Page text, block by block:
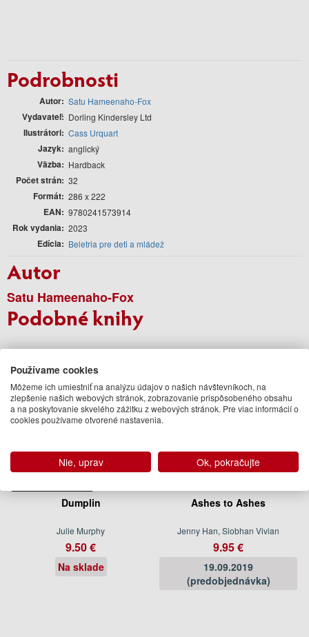
Podrobnosti
Autor Satu Hameenaho-Fox
Vydavateľ Dorling Kindersley Ltd
Ilustrátori Cass Urquart
Jazyk anglický
Väzba Hardback
Počet strán 32
Formát 286 x 222
EAN 9780241573914
Rok vydania 2023
Edícia Beletria pre deti a mládež
Autor
Satu Hameenaho-Fox
Podobné knihy
Dumplin
Julie Murphy
9.50 €
Na sklade
Ashes to Ashes
Jenny Han, Siobhan Vivian
9.95 €
19.09.2019
(predobjednávka)
Používame cookies
Môžeme ich umiestniť na analýzu údajov o našich návštevníkoch, na
zlepšenie našich webových stránok, zobrazovanie prispôsobeného obsahu
a na poskytovanie skvelého zážitku z webových stránok. Pre viac informácií o
cookies používame otvorené nastavenia.
Nie, uprav Ok, pokračujte